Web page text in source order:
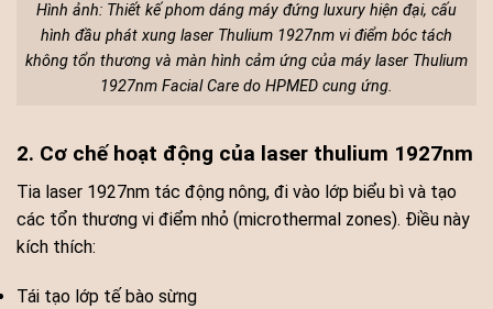
Hình ảnh: Thiết kế phom dáng máy đứng luxury hiện đại, cấu
hình đầu phát xung laser Thulium 1927nm vi điểm bóc tách
không tổn thương và màn hình cảm ứng của máy laser Thulium
1927nm Facial Care do HPMED cung ứng.
2. Cơ chế hoạt động của laser thulium 1927nm
Tia laser 1927nm tác động nông, đi vào lớp biểu bì và tạo
các tổn thương vi điểm nhỏ (microthermal zones). Điều này
kích thích:
Tái tạo lớp tế bào sừng